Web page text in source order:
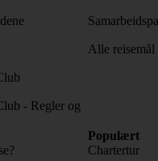
- Regler og
Alle reisemål
Populært
Chartertur